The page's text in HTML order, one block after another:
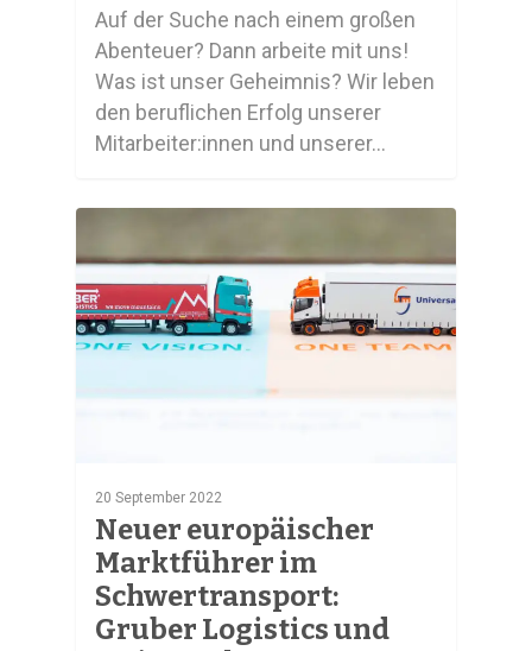
Auf der Suche nach einem großen
Abenteuer? Dann arbeite mit uns!
Was ist unser Geheimnis? Wir leben
den beruflichen Erfolg unserer
Mitarbeiter:innen und unserer…
20 September 2022
Neuer europäischer
Marktführer im
Schwertransport:
Gruber Logistics und